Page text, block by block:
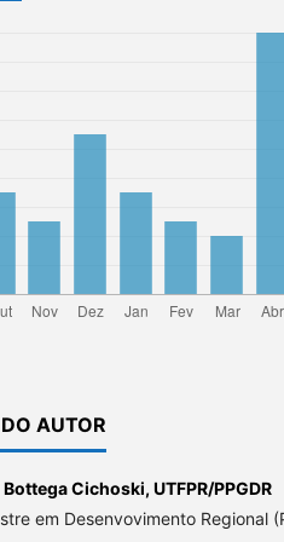
AUTOR
Bottega Cichoski, UTFPR/PPGDR
em Desenvovimento Regional